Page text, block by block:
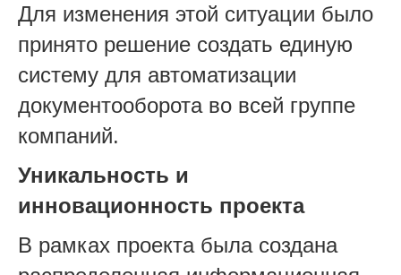
Для изменения этой ситуации было
принято решение создать единую
систему для автоматизации
документооборота во всей группе
компаний.
Уникальность и
инновационность проекта
В рамках проекта была создана